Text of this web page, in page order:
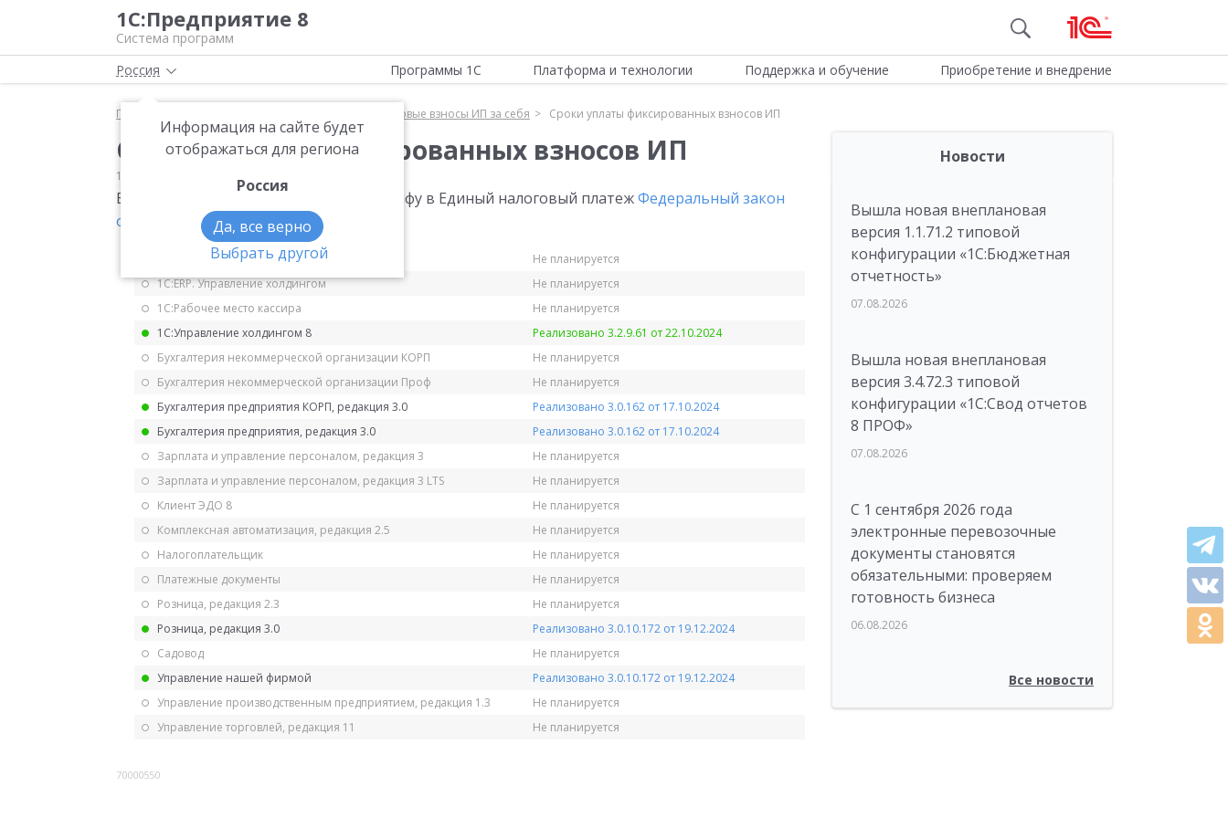
1С:Предприятие 8
Система программ
Россия
Информация на сайте будет
отображаться для региона
Россия
Да, все верно
Выбрать другой
Программы 1С Платформа и технологии Поддержка и обучение Приобретение и внедрение
Главная Страховые взносы ИП за себя Сроки уплаты фиксированных взносов ИП
Сроки уплаты фиксированных взносов ИП
19.07.2024
Включение взноса ИП по единому тарифу в Единый налоговый платежФедеральный закон
от 08.08.2024 № 259-ФЗ.
1С:ERP Управление предприятием 2.5
Не планируется
1С:ERP. Управление холдингом
Не планируется
1С:Рабочее место кассира
Не планируется
1С:Управление холдингом 8
Реализовано 3.2.9.61 от 22.10.2024
Бухгалтерия некоммерческой организации КОРП
Не планируется
Бухгалтерия некоммерческой организации Проф
Не планируется
Бухгалтерия предприятия КОРП, редакция 3.0
Реализовано 3.0.162 от 17.10.2024
Бухгалтерия предприятия, редакция 3.0
Реализовано 3.0.162 от 17.10.2024
Зарплата и управление персоналом, редакция 3
Не планируется
Зарплата и управление персоналом, редакция 3 LTS
Не планируется
Клиент ЭДО 8
Не планируется
Комплексная автоматизация, редакция 2.5
Не планируется
Налогоплательщик
Не планируется
Платежные документы
Не планируется
Розница, редакция 2.3
Не планируется
Розница, редакция 3.0
Реализовано 3.0.10.172 от 19.12.2024
Садовод
Не планируется
Управление нашей фирмой
Реализовано 3.0.10.172 от 19.12.2024
Управление производственным предприятием, редакция 1.3
Не планируется
Управление торговлей, редакция 11
Не планируется
70000550
Новости
Вышла новая внеплановая
версия 1.1.71.2 типовой
конфигурации «1C:Бюджетная
отчетность»
07.08.2026
Вышла новая внеплановая
версия 3.4.72.3 типовой
конфигурации «1C:Свод отчетов
8 ПРОФ»
07.08.2026
С 1 сентября 2026 года
электронные перевозочные
документы становятся
обязательными: проверяем
готовность бизнеса
06.08.2026
Все новости